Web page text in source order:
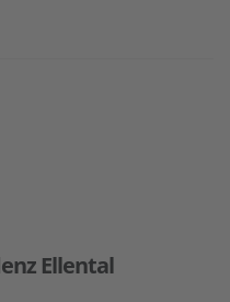
Ellental